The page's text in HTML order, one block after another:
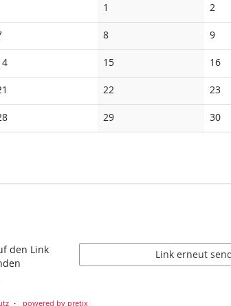
1
Veranstaltungen
2
Keine
Veranstaltungen
8Keine
Veranstaltungen
9
Keine
Veranstaltungen
15Keine
Veranstaltungen
16
Veranstaltungen
22
Veranstaltungen
23
Keine
Veranstaltungen
29Keine
Veranstaltungen
30
den Link
Link erneut
powered by pretix